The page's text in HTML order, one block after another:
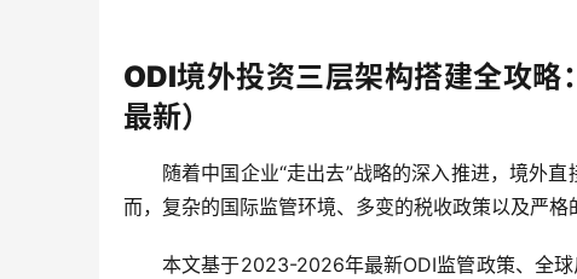
ODI境外投资三层架构搭建全攻
最新）
随着中国企业“走出去”战略的深入推进，境外
而，复杂的国际监管环境、多变的税收政策以及严
本文基于2023-2026年最新ODI监管政策、全